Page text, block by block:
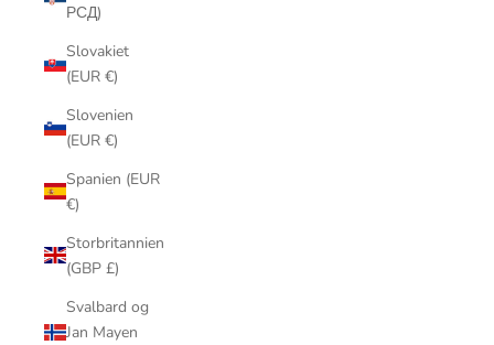
РСД)
Slovakiet
(EUR €)
Slovenien
(EUR €)
Spanien (EUR
€)
Storbritannien
(GBP £)
Svalbard og
Jan Mayen